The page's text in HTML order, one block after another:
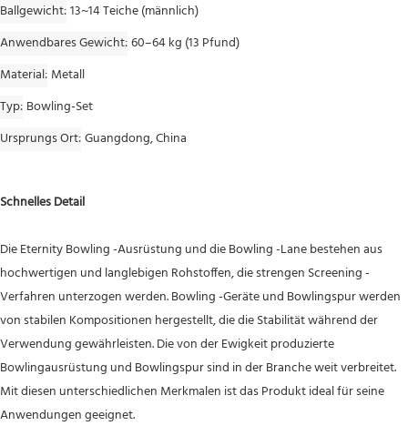
Ballgewicht 13~14 Teiche (männlich)
Anwendbares Gewicht 60–64 kg (13 Pfund)
Material Metall
Typ Bowling-Set
Ursprungs Ort Guangdong, China
Schnelles Detail
Die Eternity Bowling -Ausrüstung und die Bowling -Lane bestehen aus
hochwertigen und langlebigen Rohstoffen, die strengen Screening -
Verfahren unterzogen werden. Bowling -Geräte und Bowlingspur werden
von stabilen Kompositionen hergestellt, die die Stabilität während der
Verwendung gewährleisten. Die von der Ewigkeit produzierte
Bowlingausrüstung und Bowlingspur sind in der Branche weit verbreitet.
Mit diesen unterschiedlichen Merkmalen ist das Produkt ideal für seine
Anwendungen geeignet.